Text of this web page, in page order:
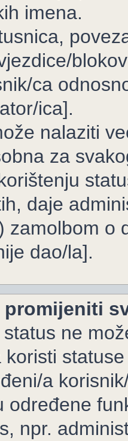
imena.
ca
ica].
nalaziti
za
daje
zamolbom o
dao/la].
promijeniti
ne
koristi
a
određene
npr.